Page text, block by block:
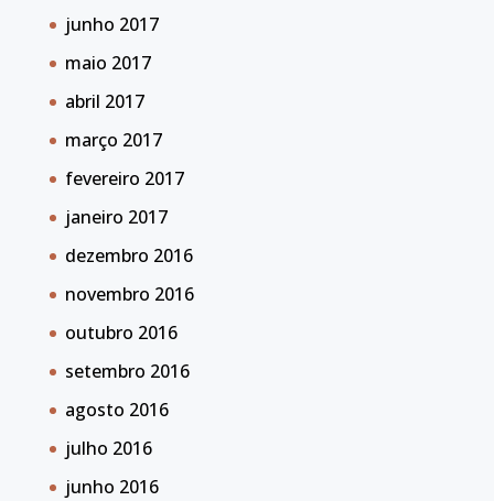
junho 2017
maio 2017
abril 2017
março 2017
fevereiro 2017
janeiro 2017
dezembro 2016
novembro 2016
outubro 2016
setembro 2016
agosto 2016
julho 2016
junho 2016